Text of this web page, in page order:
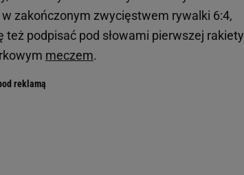
zakończonym zwycięstwem rywalki 6:4,
też podpisać pod słowami pierwszej rakiety
meczem.